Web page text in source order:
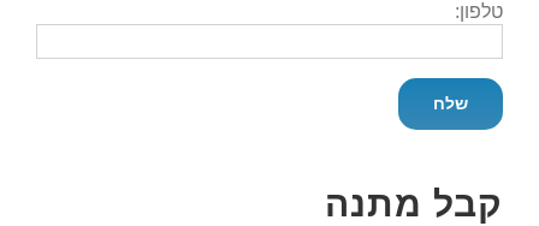
טלפון:
קבל מתנה